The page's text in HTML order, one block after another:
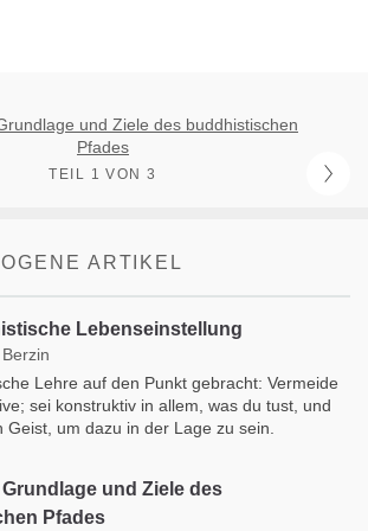
und Ziele des buddhistischen
Pfades
TEIL 1 VON 3
ARTIKEL
Lebenseinstellung
Lehre auf den Punkt gebracht: Vermeide
sei konstruktiv in allem, was du tust, und
Geist, um dazu in der Lage zu sein.
und Ziele des
Pfades